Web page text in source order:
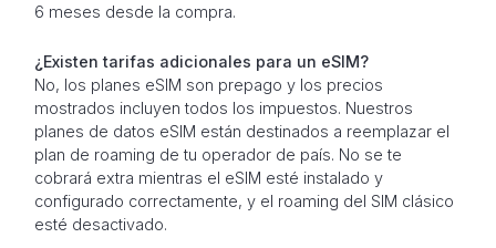
6 meses desde la compra.
¿Existen tarifas adicionales para un eSIM?
No, los planes eSIM son prepago y los precios
mostrados incluyen todos los impuestos. Nuestros
planes de datos eSIM están destinados a reemplazar el
plan de roaming de tu operador de país. No se te
cobrará extra mientras el eSIM esté instalado y
configurado correctamente, y el roaming del SIM clásico
esté desactivado.